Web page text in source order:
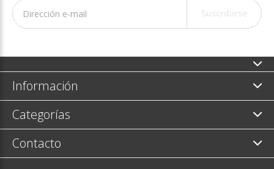
Información
Categorías
Contacto